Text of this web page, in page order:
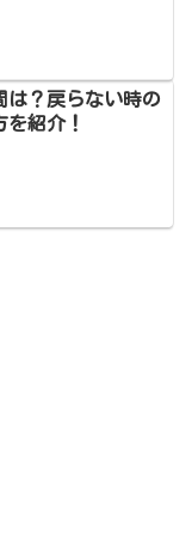
は？戻らない時の
紹介！